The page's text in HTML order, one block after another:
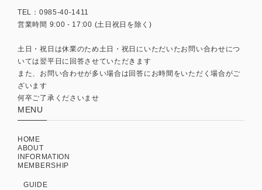
TEL：0985-40-1411
営業時間 9:00 - 17:00 (土日祝日を除く)
土日・祝日は休業のため土日・祝日にいただいたお問い合わせにつ
いては翌平日に回答させていただきます
また、お問い合わせが多い場合は回答にお時間をいただく場合がご
ざいます
何卒ご了承くださいませ
MENU
HOME
ABOUT
INFORMATION
MEMBERSHIP
GUIDE